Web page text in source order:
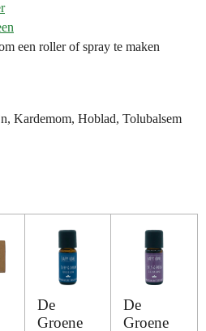
een roller of spray te maken
Kardemom, Hoblad, Tolubalsem
De
Groene
De
Groene